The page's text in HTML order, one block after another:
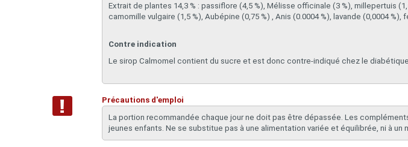
Extrait de plantes 14,3 % : passiflore (4,5 %), Mélisse officinale (3 %), millepertuis
camomille vulgaire (1,5 %), Aubépine (0,75 %) , Anis (0.0004 %), lavande (0,0004 %),
Contre indication
Le sirop Calmomel contient du sucre et est donc contre-indiqué chez le
Précautions d'emploi
La portion recommandée chaque jour ne doit pas être dépassée. Les
jeunes enfants. Ne se substitue pas à une alimentation variée et équilibrée, ni à un